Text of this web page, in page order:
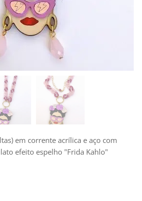
em corrente acrílica e aço com
efeito espelho "Frida Kahlo"